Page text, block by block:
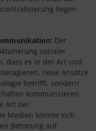
liegen
Der
sozialer
dass es in der Art und
neue Ansätze
betrifft, sondern
kommunizieren
Art der
Medien könnte sich
Betonung auf